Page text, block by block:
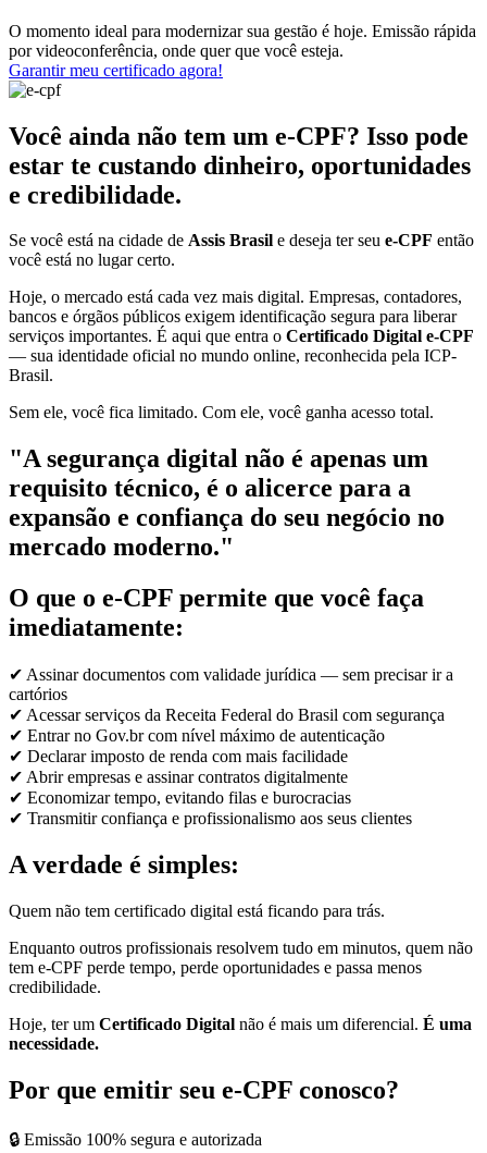
O momento ideal para modernizar sua gestão é hoje. Emissão rápida
por videoconferência, onde quer que você esteja.
Garantir meu certificado agora!
Você ainda não tem um e-CPF? Isso pode
estar te custando dinheiro, oportunidades
e credibilidade.
Se você está na cidade de Assis Brasil e deseja ter seu e-CPF então
você está no lugar certo.
Hoje, o mercado está cada vez mais digital. Empresas, contadores,
bancos e órgãos públicos exigem identificação segura para liberar
serviços importantes. É aqui que entra o Certificado Digital e-CPF
— sua identidade oficial no mundo online, reconhecida pela ICP-
Brasil.
Sem ele, você fica limitado. Com ele, você ganha acesso total.
"A segurança digital não é apenas um
requisito técnico, é o alicerce para a
expansão e confiança do seu negócio no
mercado moderno."
O que o e-CPF permite que você faça
imediatamente:
✔ Assinar documentos com validade jurídica — sem precisar ir a
cartórios
✔ Acessar serviços da Receita Federal do Brasil com segurança
✔ Entrar no Gov.br com nível máximo de autenticação
✔ Declarar imposto de renda com mais facilidade
✔ Abrir empresas e assinar contratos digitalmente
✔ Economizar tempo, evitando filas e burocracias
✔ Transmitir confiança e profissionalismo aos seus clientes
A verdade é simples:
Quem não tem certificado digital está ficando para trás.
Enquanto outros profissionais resolvem tudo em minutos, quem não
tem e-CPF perde tempo, perde oportunidades e passa menos
credibilidade.
Hoje, ter um Certificado Digital não é mais um diferencial. É uma
necessidade.
Por que emitir seu e-CPF conosco?
🔒 Emissão 100% segura e autorizada